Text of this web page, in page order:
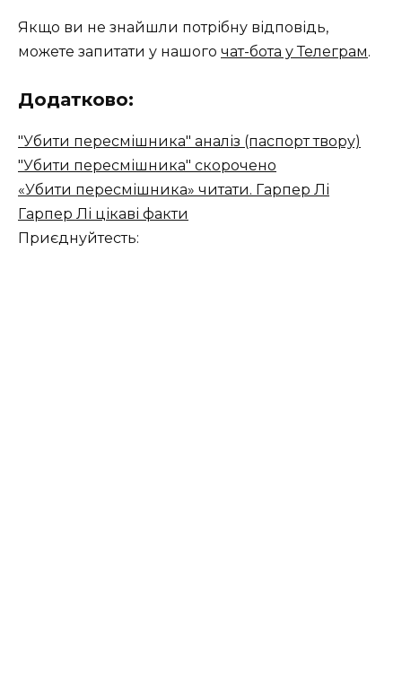
Якщо ви не знайшли потрібну відповідь,
можете запитати у нашого чат-бота у Телеграм.
Додатково:
"Убити пересмішника" аналіз (паспорт твору)
"Убити пересмішника" скорочено
«Убити пересмішника» читати. Гарпер Лі
Гарпер Лі цікаві факти
Приєднуйтесть: